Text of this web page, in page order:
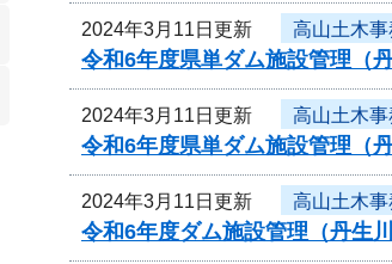
2024年3月11日更新 高山土木
令和6年度県単ダム施設管理（
2024年3月11日更新 高山土木
令和6年度県単ダム施設管理（
2024年3月11日更新 高山土木
令和6年度ダム施設管理（丹生